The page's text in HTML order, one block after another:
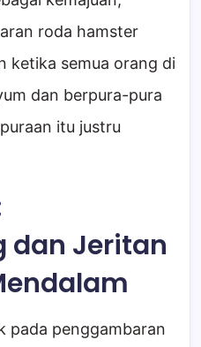
roda hamster
ketika semua orang di
dan berpura-pura
itu justru
dan Jeritan
pada penggambaran